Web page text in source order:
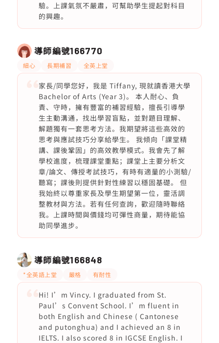
驗。上課氣氛不嚴肅，可幫助學生提起對科目
的興趣。
導師編號166770
細心 長期補習 全英上堂
家長/同學您好，我是 Tiffany, 現就讀香港大學
Bachelor of Arts (Year 3)。 本人耐心、負
責、守時，擁有豐富的補習經驗，擅長引導學
生主動溝通，找出學習盲點，並對題目理解、
解題獨有一套思考方法。我期望將這些高效的
思考與應試技巧分享給學生。 我傾向「課堂精
講、課後鞏固」的高效教學模式。我會先了解
學校進度，梳理課堂重點；課堂上主要分析文
章/論文、傳授考試技巧，有時有適量的小測驗/
聽寫；課後則提供針對性練習以穩固基礎。 但
我始終以尊重家長及學生期望第一位，靈活調
整教材與方法。若有任何查詢，歡迎隨時聯絡
我。上課時間與價錢均可彈性商量，期待能協
助同學進步。
導師編號166848
*全英語上堂 嚴格 有耐性
Hi! I’m Vincy. I graduated from St.
Paul’s Convent School. I’m fluent in
both English and Chinese ( Cantonese
and putonghua) and I achieved an 8 in
IELTS. I also scored 8 in IGCSE English. I